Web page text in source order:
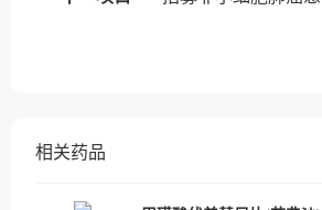
相关药品